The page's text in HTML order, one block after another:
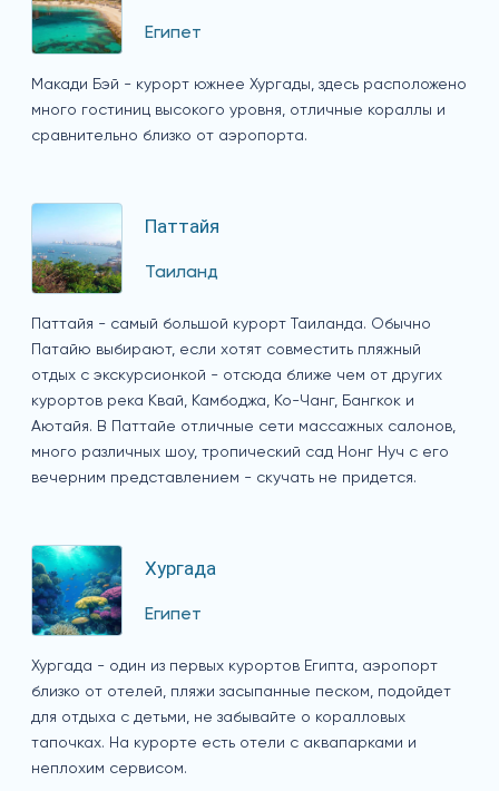
Египет
Макади Бэй - курорт южнее Хургады, здесь расположено
много гостиниц высокого уровня, отличные кораллы и
сравнительно близко от аэропорта.
Паттайя
Таиланд
Паттайя - самый большой курорт Таиланда. Обычно
Патайю выбирают, если хотят совместить пляжный
отдых с экскурсионкой - отсюда ближе чем от других
курортов река Квай, Камбоджа, Ко-Чанг, Бангкок и
Аютайя. В Паттайе отличные сети массажных салонов,
много различных шоу, тропический сад Нонг Нуч с его
вечерним представлением - скучать не придется.
Хургада
Египет
Хургада - один из первых курортов Египта, аэропорт
близко от отелей, пляжи засыпанные песком, подойдет
для отдыха с детьми, не забывайте о коралловых
тапочках. На курорте есть отели с аквапарками и
неплохим сервисом.